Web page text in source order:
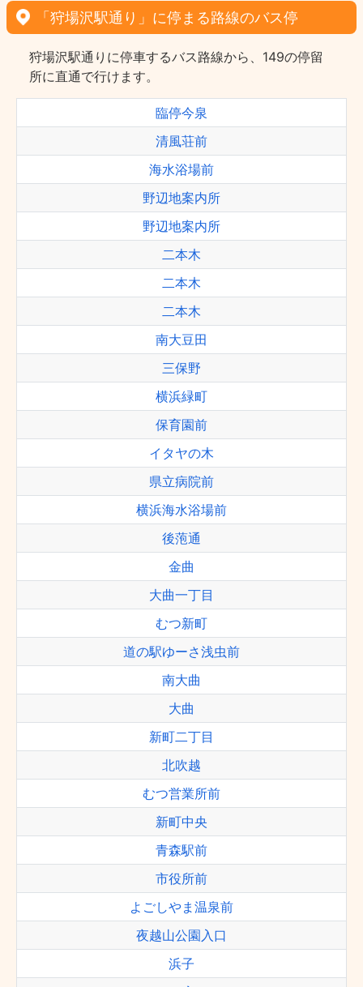
「狩場沢駅通り」に停まる路線のバス停
狩場沢駅通りに停車するバス路線から、149の停留
所に直通で行けます。
臨停今泉
清風荘前
海水浴場前
野辺地案内所
野辺地案内所
二本木
二本木
二本木
南大豆田
三保野
横浜緑町
保育園前
イタヤの木
県立病院前
横浜海水浴場前
後萢通
金曲
大曲一丁目
むつ新町
道の駅ゆーさ浅虫前
南大曲
大曲
新町二丁目
北吹越
むつ営業所前
新町中央
青森駅前
市役所前
よごしやま温泉前
夜越山公園入口
浜子